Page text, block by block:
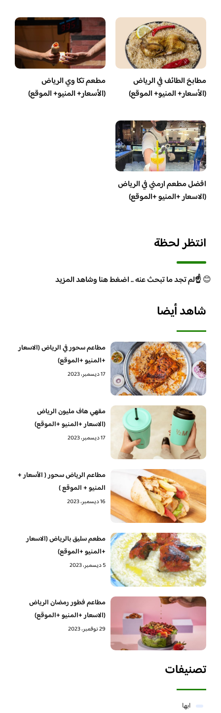
مطابخ الطائف في الرياض
(الأسعار+ المنيو+ الموقع)
مطعم تكا وي الرياض
(الأسعار+ المنيو+ الموقع)
افضل مطعم ارمني في الرياض
(الاسعار +المنيو +الموقع)
انتظر لحظة
😊☝️لم تجد ما تبحث عنه .. اضغط هنا وشاهد المزيد
شاهد أيضا
مطاعم سحور في الرياض (الاسعار
+المنيو +الموقع)
17 ديسمبر، 2023
مقهي هاف مليون الرياض
(الاسعار +المنيو +الموقع)
17 ديسمبر، 2023
مطاعم الرياض سحور ( الأسعار +
المنيو + الموقع )
16 ديسمبر، 2023
مطعم سليق بالرياض (الاسعار
+المنيو +الموقع)
5 ديسمبر، 2023
مطاعم فطور رمضان الرياض
(الاسعار +المنيو +الموقع)
29 نوفمبر، 2023
تصنيفات
ابها